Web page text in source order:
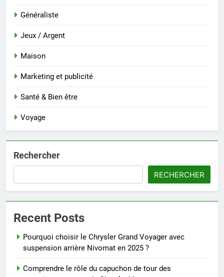
Généraliste
Jeux / Argent
Maison
Marketing et publicité
Santé & Bien être
Voyage
Rechercher
RECHERCHER
Recent Posts
Pourquoi choisir le Chrysler Grand Voyager avec
suspension arrière Nivomat en 2025 ?
Comprendre le rôle du capuchon de tour des